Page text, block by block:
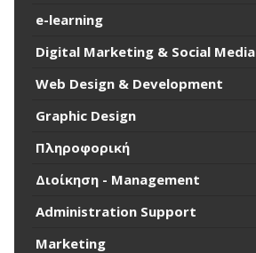
e-learning
Digital Marketing & Social Media
Web Design & Development
Graphic Design
Πληροφορική
Διοίκηση - Management
Administration Support
Marketing